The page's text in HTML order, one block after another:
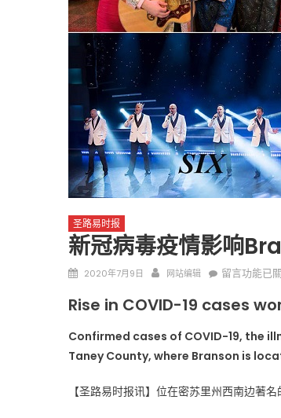
圣路易时报
新冠病毒疫情影响
Posted
2020年7月9日 Author
网站编辑
在
冠
毒
疫
影
留言功能已
Rise in COVID-19 cases
Confirmed cases of COVID-19, the
Taney County, where Branson is
【圣路易时报讯】位在密苏里州西南边著
Lu Team 卢长志
圣路易时报
条件者使
9点至中